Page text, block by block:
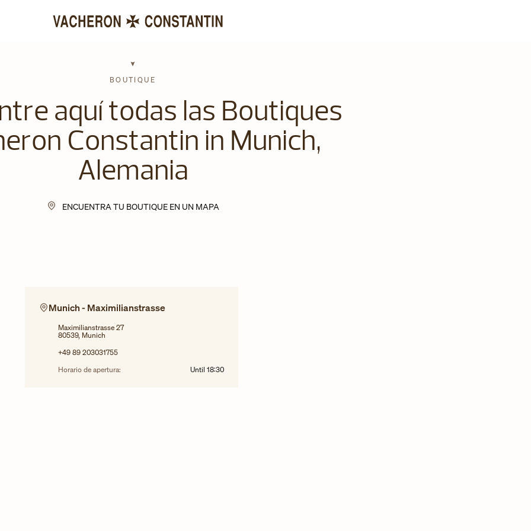
BOUTIQUE
aquí todas las Boutiques
Constantin in Munich,
Alemania
ENCUENTRA TU BOUTIQUE EN UN MAPA
Munich - Maximilianstrasse
Maximilianstrasse 27
80539, Munich
+49 89 203031755
Horario de apertura:
Until18:30